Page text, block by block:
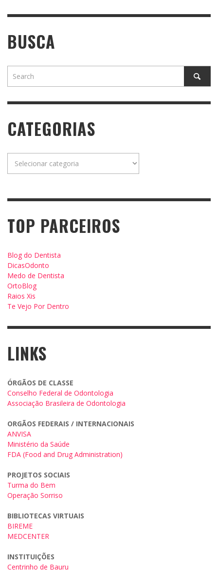
BUSCA
CATEGORIAS
TOP PARCEIROS
Blog do Dentista
DicasOdonto
Medo de Dentista
OrtoBlog
Raios Xis
Te Vejo Por Dentro
LINKS
ÓRGÃOS DE CLASSE
Conselho Federal de Odontologia
Associação Brasileira de Odontologia
ORGÃOS FEDERAIS / INTERNACIONAIS
ANVISA
Ministério da Saúde
FDA (Food and Drug Administration)
PROJETOS SOCIAIS
Turma do Bem
Operação Sorriso
BIBLIOTECAS VIRTUAIS
BIREME
MEDCENTER
INSTITUIÇÕES
Centrinho de Bauru